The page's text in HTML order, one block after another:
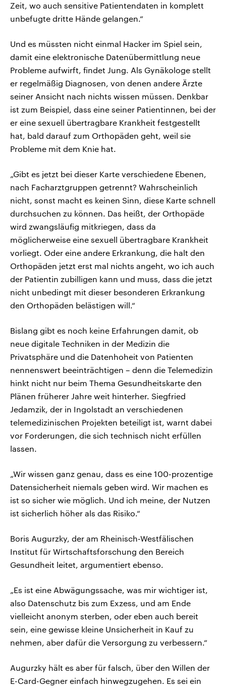
Zeit, wo auch sensitive Patientendaten in komplett
unbefugte dritte Hände gelangen.“
Und es müssten nicht einmal Hacker im Spiel sein,
damit eine elektronische Datenübermittlung neue
Probleme aufwirft, findet Jung. Als Gynäkologe stellt
er regelmäßig Diagnosen, von denen andere Ärzte
seiner Ansicht nach nichts wissen müssen. Denkbar
ist zum Beispiel, dass eine seiner Patientinnen, bei der
er eine sexuell übertragbare Krankheit festgestellt
hat, bald darauf zum Orthopäden geht, weil sie
Probleme mit dem Knie hat.
„Gibt es jetzt bei dieser Karte verschiedene Ebenen,
nach Facharztgruppen getrennt? Wahrscheinlich
nicht, sonst macht es keinen Sinn, diese Karte schnell
durchsuchen zu können. Das heißt, der Orthopäde
wird zwangsläufig mitkriegen, dass da
möglicherweise eine sexuell übertragbare Krankheit
vorliegt. Oder eine andere Erkrankung, die halt den
Orthopäden jetzt erst mal nichts angeht, wo ich auch
der Patientin zubilligen kann und muss, dass die jetzt
nicht unbedingt mit dieser besonderen Erkrankung
den Orthopäden belästigen will.“
Bislang gibt es noch keine Erfahrungen damit, ob
neue digitale Techniken in der Medizin die
Privatsphäre und die Datenhoheit von Patienten
nennenswert beeinträchtigen – denn die Telemedizin
hinkt nicht nur beim Thema Gesundheitskarte den
Plänen früherer Jahre weit hinterher. Siegfried
Jedamzik, der in Ingolstadt an verschiedenen
telemedizinischen Projekten beteiligt ist, warnt dabei
vor Forderungen, die sich technisch nicht erfüllen
lassen.
„Wir wissen ganz genau, dass es eine 100-prozentige
Datensicherheit niemals geben wird. Wir machen es
ist so sicher wie möglich. Und ich meine, der Nutzen
ist sicherlich höher als das Risiko.“
Boris Augurzky, der am Rheinisch-Westfälischen
Institut für Wirtschaftsforschung den Bereich
Gesundheit leitet, argumentiert ebenso.
„Es ist eine Abwägungssache, was mir wichtiger ist,
also Datenschutz bis zum Exzess, und am Ende
vielleicht anonym sterben, oder eben auch bereit
sein, eine gewisse kleine Unsicherheit in Kauf zu
nehmen, aber dafür die Versorgung zu verbessern.“
Augurzky hält es aber für falsch, über den Willen der
E-Card-Gegner einfach hinwegzugehen. Es sei ein